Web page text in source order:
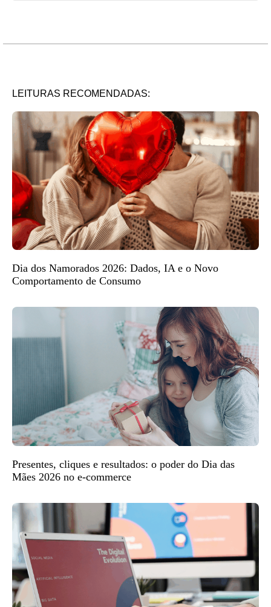
LEITURAS RECOMENDADAS:
Dia dos Namorados 2026: Dados, IA e o Novo
Comportamento de Consumo
Presentes, cliques e resultados: o poder do Dia das
Mães 2026 no e-commerce